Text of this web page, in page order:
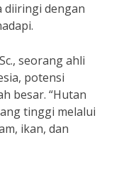
diiringi dengan
seorang ahli
potensi
besar. “Hutan
tinggi melalui
ikan, dan